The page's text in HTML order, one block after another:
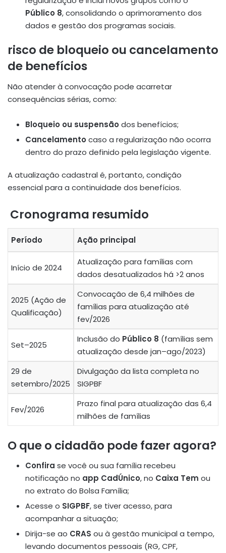
Público 8, consolidando o aprimoramento dos
dados e gestão dos programas sociais.
risco de bloqueio ou cancelamento
de benefícios
Não atender à convocação pode acarretar
consequências sérias, como:
Bloqueio ou suspensão dos benefícios;
Cancelamento caso a regularização não ocorra
dentro do prazo definido pela legislação vigente.
A atualização cadastral é, portanto, condição
essencial para a continuidade dos benefícios.
Cronograma resumido
Período Ação principal
Início de 2024
Atualização para famílias com
dados desatualizados há >2 anos
2025 (Ação de
Qualificação)
Convocação de 6,4 milhões de
famílias para atualização até
fev/2026
Set–2025
Inclusão do Público 8 (famílias sem
atualização desde jan–ago/2023)
29 de
setembro/2025
Divulgação da lista completa no
SIGPBF
Fev/2026
Prazo final para atualização das 6,4
milhões de famílias
O que o cidadão pode fazer agora?
Confira se você ou sua família recebeu
notificação no app CadÚnico, no Caixa Tem ou
no extrato do Bolsa Família;
Acesse o SIGPBF, se tiver acesso, para
acompanhar a situação;
Dirija-se ao CRAS ou à gestão municipal a tempo,
levando documentos pessoais (RG, CPF,